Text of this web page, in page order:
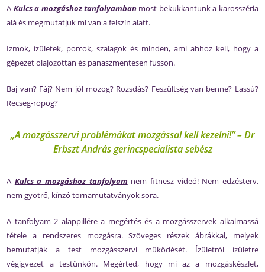
A Kulcs a mozgáshoz tanfolyamban most bekukkantunk a karosszéria
alá és megmutatjuk mi van a felszín alatt.
Izmok, ízületek, porcok, szalagok és minden, ami ahhoz kell, hogy a
gépezet olajozottan és panaszmentesen fusson.
Baj van? Fáj? Nem jól mozog? Rozsdás? Feszültség van benne? Lassú?
Recseg-ropog?
„A mozgásszervi problémákat mozgással kell kezelni!” – Dr
Erbszt András gerincspecialista sebész
A Kulcs a mozgáshoz tanfolyam nem fitnesz videó! Nem edzésterv,
nem gyötrő, kínzó tornamutatványok sora.
A tanfolyam 2 alappillére a megértés és a mozgásszervek alkalmassá
tétele a rendszeres mozgásra. Szöveges részek ábrákkal, melyek
bemutatják a test mozgásszervi működését. Ízületről ízületre
végigvezet a testünkön. Megérted, hogy mi az a mozgáskészlet,